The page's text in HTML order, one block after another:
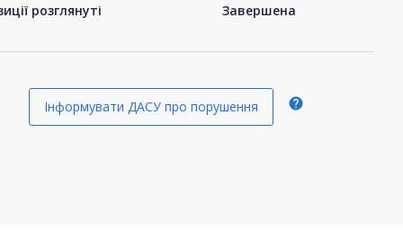
розглянуті Завершена
Інформувати ДАСУ про порушення help